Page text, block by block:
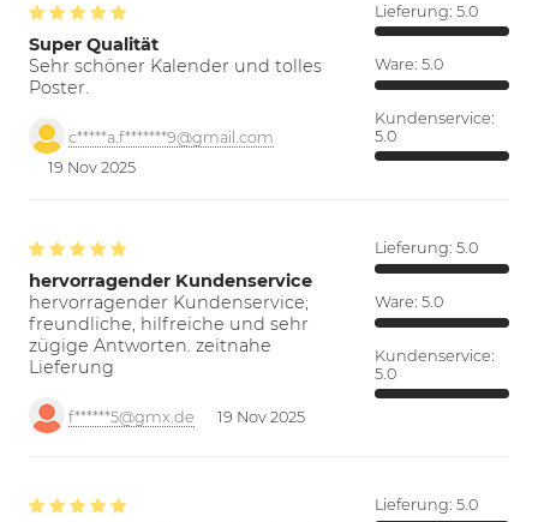
Super Qualität
Sehr schöner Kalender und tolles
Poster.
c*****a.f*******9@gmail.com
19 Nov 2025
Lieferung: 5.0
Ware: 5.0
Kundenservice:
5.0
hervorragender Kundenservice
hervorragender Kundenservice;
freundliche, hilfreiche und sehr
zügige Antworten. zeitnahe
Lieferung
f******5@gmx.de 19 Nov 2025
Lieferung: 5.0
Ware: 5.0
Kundenservice:
5.0
Lieferung: 5.0